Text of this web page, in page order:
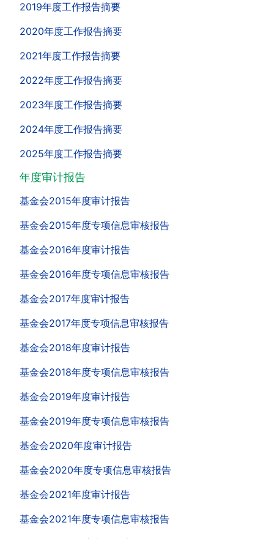
2019年度工作报告摘要
2020年度工作报告摘要
2021年度工作报告摘要
2022年度工作报告摘要
2023年度工作报告摘要
2024年度工作报告摘要
2025年度工作报告摘要
年度审计报告
基金会2015年度审计报告
基金会2015年度专项信息审核报告
基金会2016年度审计报告
基金会2016年度专项信息审核报告
基金会2017年度审计报告
基金会2017年度专项信息审核报告
基金会2018年度审计报告
基金会2018年度专项信息审核报告
基金会2019年度审计报告
基金会2019年度专项信息审核报告
基金会2020年度审计报告
基金会2020年度专项信息审核报告
基金会2021年度审计报告
基金会2021年度专项信息审核报告